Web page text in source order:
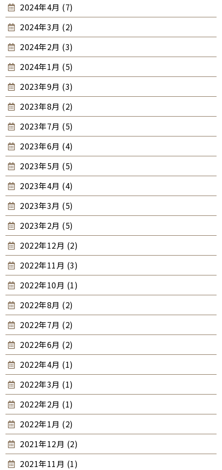
2024年4月 (7)
2024年3月 (2)
2024年2月 (3)
2024年1月 (5)
2023年9月 (3)
2023年8月 (2)
2023年7月 (5)
2023年6月 (4)
2023年5月 (5)
2023年4月 (4)
2023年3月 (5)
2023年2月 (5)
2022年12月 (2)
2022年11月 (3)
2022年10月 (1)
2022年8月 (2)
2022年7月 (2)
2022年6月 (2)
2022年4月 (1)
2022年3月 (1)
2022年2月 (1)
2022年1月 (2)
2021年12月 (2)
2021年11月 (1)